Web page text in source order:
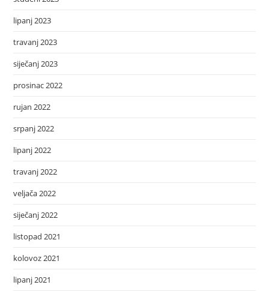
lipanj 2023
travanj 2023
siječanj 2023
prosinac 2022
rujan 2022
srpanj 2022
lipanj 2022
travanj 2022
veljača 2022
siječanj 2022
listopad 2021
kolovoz 2021
lipanj 2021